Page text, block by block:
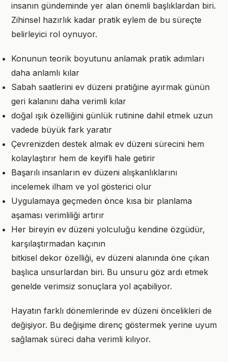
insanın gündeminde yer alan önemli başlıklardan biri.
Zihinsel hazırlık kadar pratik eylem de bu süreçte
belirleyici rol oynuyor.
Konunun teorik boyutunu anlamak pratik adımları
daha anlamlı kılar
Sabah saatlerini ev düzeni pratiğine ayırmak günün
geri kalanını daha verimli kılar
doğal ışık özelliğini günlük rutinine dahil etmek uzun
vadede büyük fark yaratır
Çevrenizden destek almak ev düzeni sürecini hem
kolaylaştırır hem de keyifli hale getirir
Başarılı insanların ev düzeni alışkanlıklarını
incelemek ilham ve yol gösterici olur
Uygulamaya geçmeden önce kısa bir planlama
aşaması verimliliği artırır
Her bireyin ev düzeni yolculuğu kendine özgüdür,
karşılaştırmadan kaçının
bitkisel dekor özelliği, ev düzeni alanında öne çıkan
başlıca unsurlardan biri. Bu unsuru göz ardı etmek
genelde verimsiz sonuçlara yol açabiliyor.
Hayatın farklı dönemlerinde ev düzeni öncelikleri de
değişiyor. Bu değişime direnç göstermek yerine uyum
sağlamak süreci daha verimli kılıyor.